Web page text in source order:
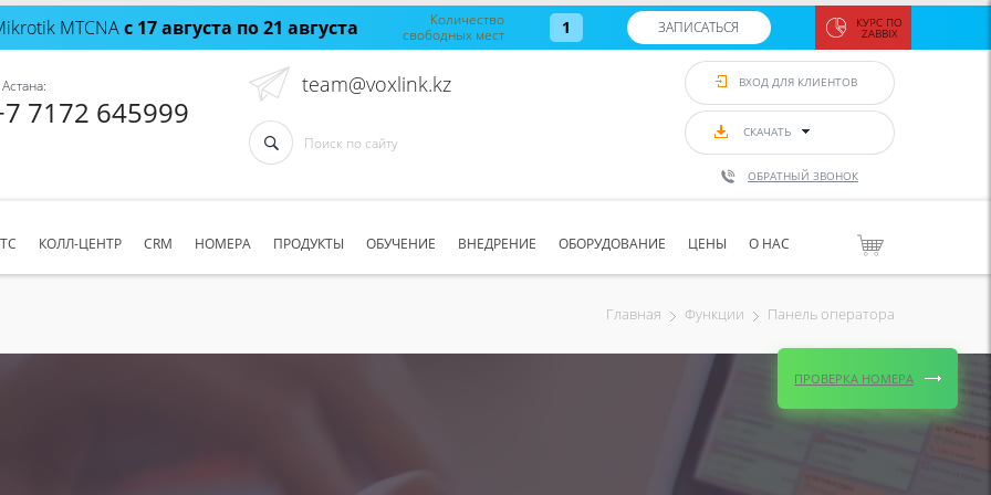
MTCNAс 17 августа по 21 августа
Количество
свободных мест
1 ЗАПИСАТЬСЯ КУРС ПО
ZABBIX
ВХОД ДЛЯ КЛИЕНТОВ
СКАЧАТЬ
ОБРАТНЫЙ ЗВОНОК
7172 645999
team@voxlink.kz
КОЛЛ-ЦЕНТР CRM НОМЕРА ПРОДУКТЫ ОБУЧЕНИЕ ВНЕДРЕНИЕ ОБОРУДОВАНИЕ ЦЕНЫ О НАС
Главная Функции Панель оператора
ПРОВЕРКА НОМЕРА